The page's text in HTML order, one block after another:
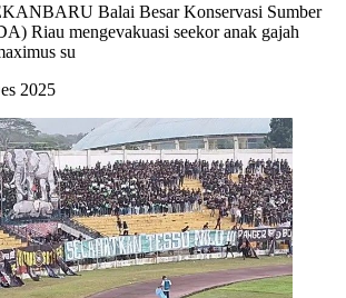
Balai Besar Konservasi Sumber
Riau mengevakuasi seekor anak gajah
su
2025